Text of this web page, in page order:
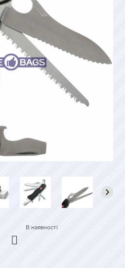
В наявності